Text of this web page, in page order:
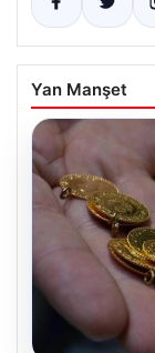
Yan Manşet